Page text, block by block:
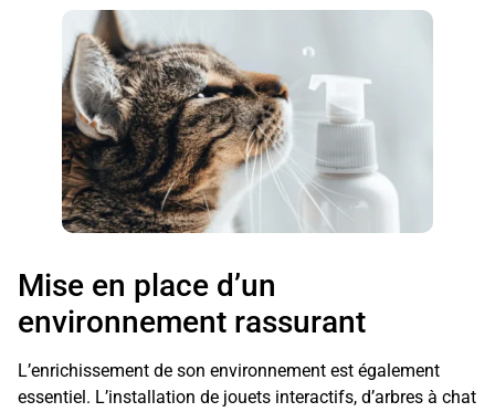
Mise en place d’un
environnement rassurant
L’enrichissement de son environnement est également
essentiel. L’installation de jouets interactifs, d’arbres à chat